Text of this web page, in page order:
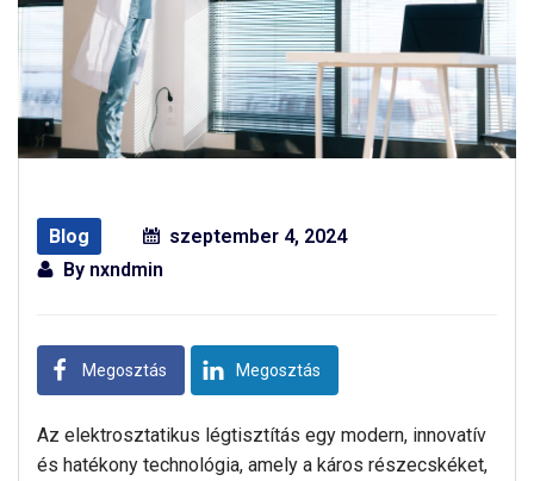
Blog
szeptember 4, 2024
By nxndmin
Megosztás Megosztás
Az elektrosztatikus légtisztítás egy modern, innovatív
és hatékony technológia, amely a káros részecskéket,